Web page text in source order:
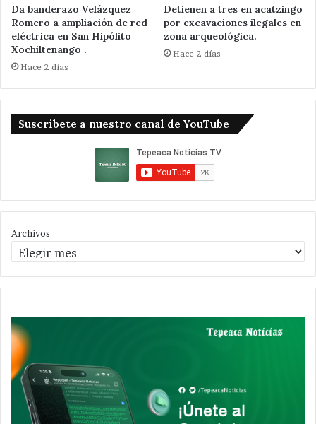
Da banderazo Velázquez
Romero a ampliación de red
eléctrica en San Hipólito
Xochiltenango .
Hace 2 días
Detienen a tres en acatzingo
por excavaciones ilegales en
zona arqueológica.
Hace 2 días
Suscribete a nuestro canal de YouTube
Archivos